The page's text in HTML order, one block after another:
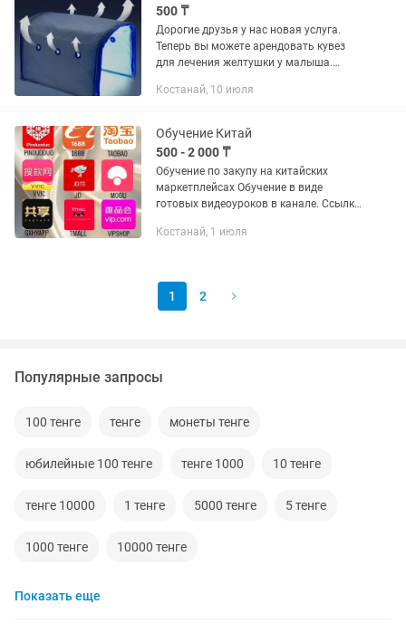
500 ₸
Дорогие друзья у нас новая услуга.
Теперь вы можете арендовать кувез
для лечения желтушки у малыша.
для лечения неонатальной желтушки у
Костанай, 10 июля
Обучение Китай
500 - 2 000 ₸
Обучение по закупу на китайских
маркетплейсах Обучение в виде
готовых видеоуроков в канале. Ссылку
навсегда. Изучать материал можете в
Костанай, 1 июля
1 2
Популярные запросы
100 тенге тенге монеты тенге
юбилейные 100 тенге тенге 1000 10 тенге
тенге 10000 1 тенге 5000 тенге 5 тенге
1000 тенге 10000 тенге
Показать еще